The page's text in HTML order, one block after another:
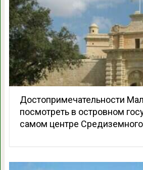
Достопримечательности
посмотреть в островном
самом центре